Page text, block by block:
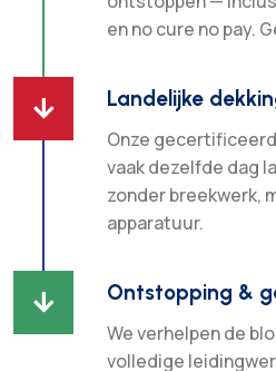
en no cure no pay.
 Landelijke
Onze
vaak dezelfde dag
zonder breekwerk,
apparatuur.
 Ontstopping &
We verhelpen de
volledige